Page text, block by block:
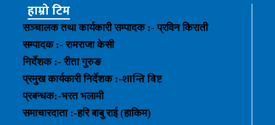
हाम्रो टिम
सञ्चालक तथा कार्यकारी सम्पादक :- प्रविन किराती
सम्पादक :- रामराजा केसी
निर्देशक :- रीता गुरुङ
प्रमुख कार्यकारी निर्देशक :-शान्ति बिष्ट
प्रबन्धक:-भरत भलामी
समाचारदाता :-हरि बाबु राई (हाकिम)